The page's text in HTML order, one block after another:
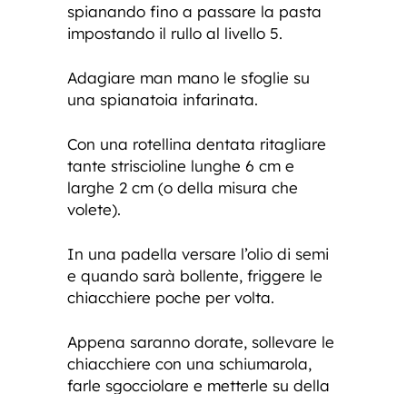
spianando fino a passare la pasta
impostando il rullo al livello 5.
Adagiare man mano le sfoglie su
una spianatoia infarinata.
Con una rotellina dentata ritagliare
tante striscioline lunghe 6 cm e
larghe 2 cm (o della misura che
volete).
In una padella versare l’olio di semi
e quando sarà bollente, friggere le
chiacchiere poche per volta.
Appena saranno dorate, sollevare le
chiacchiere con una schiumarola,
farle sgocciolare e metterle su della